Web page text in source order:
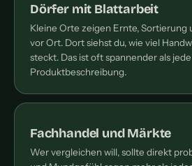
Dörfer mit Blattarbeit
Kleine Orte zeigen Ernte, Sortierung
vor Ort. Dort siehst du, wie viel
steckt. Das ist oft spannender als jede
Produktbeschreibung.
Fachhandel und Märkte
Wer vergleichen will, sollte direkt